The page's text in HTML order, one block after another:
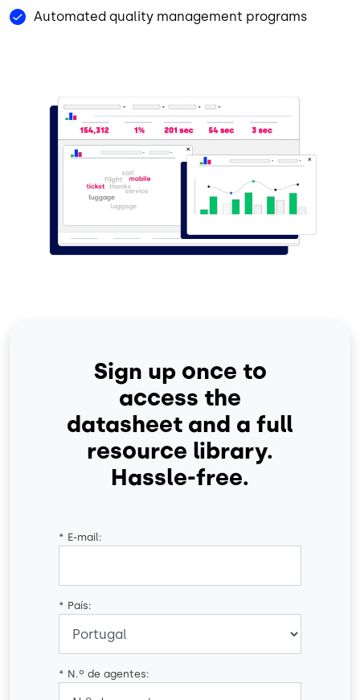
Sign up once to
access the
datasheet and a full
resource library.
Hassle-free.
* E-mail:
* País:
* N.º de agentes:
Automated quality management programs